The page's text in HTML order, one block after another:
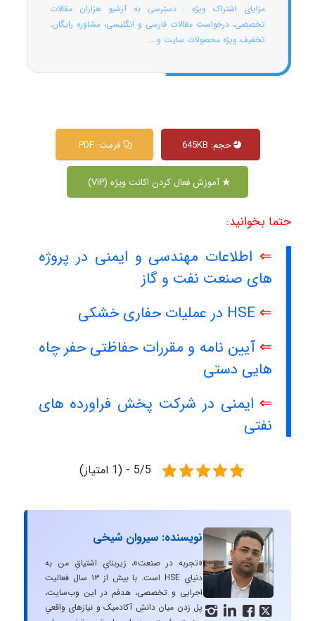
مزایای اشتراک ویژه : دسترسی به آرشیو هزاران مقالات
تخصصی، درخواست مقالات فارسی و انگلیسی، مشاوره رایگان،
تخفیف ویژه محصولات سایت و ...
حجم: 645KB فرمت: PDF
آموزش فعال کردن اکانت ویژه (VIP)
حتما بخوانید:
⇐ اطلاعات مهندسی و ایمنی در پروژه
های صنعت نفت و گاز
⇐ HSE در عملیات حفاری خشکی
⇐ آیین نامه‌ و مقررات‌ حفاظتی حفر چاه‌
هایی دستی
⇐ ایمنی در شرکت پخش فراورده های
نفتی
5/5 - (1 امتیاز)
   
نویسنده: سیروان شیخی
«تجربه در صنعت»، زیربنایِ اشتیاقِ من به
دنیایِ HSE است. با بیش از ۱۳ سال فعالیت
اجرایی و تخصصی، هدفم در این وب‌سایت،
پل زدن میان دانشِ آکادمیک و نیازهای واقعیِ